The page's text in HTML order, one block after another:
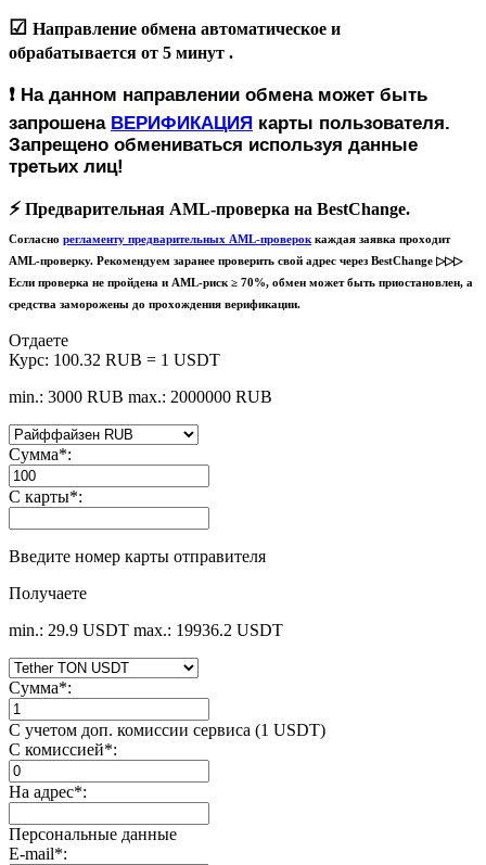
☑ Направление обмена автоматическое и
обрабатывается от 5 минут .
❗️ На данном направлении обмена может быть
запрошена ВЕРИФИКАЦИЯ карты пользователя.
Запрещено обмениваться используя данные
третьих лиц!
⚡️ Предварительная AML-проверка на BestChange.
Согласно регламенту предварительных AML-проверок каждая заявка проходит
AML-проверку. Рекомендуем заранее проверить свой адрес через BestChange ▷▷▷
Если проверка не пройдена и AML-риск ≥ 70%, обмен может быть приостановлен, а
средства заморожены до прохождения верификации.
Отдаете
Курс: 100.32 RUB = 1 USDT
min.: 3000 RUB max.: 2000000 RUB
Сумма*:
С карты*:
Введите номер карты отправителя
Получаете
min.: 29.9 USDT max.: 19936.2 USDT
Сумма*:
С учетом доп. комиссии сервиса (1 USDT)
С комиссией*:
На адрес*:
Персональные данные
E-mail*: